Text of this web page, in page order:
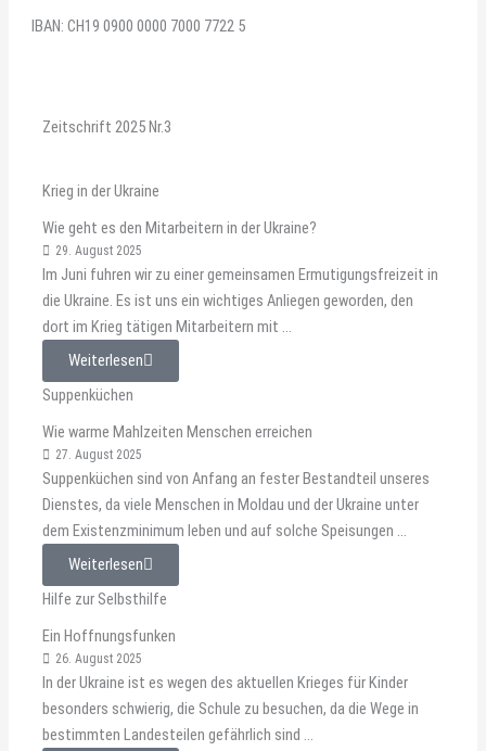
IBAN: CH19 0900 0000 7000 7722 5
Zeitschrift 2025 Nr.3
Krieg in der Ukraine
Wie geht es den Mitarbeitern in der Ukraine?
29. August 2025
Im Juni fuhren wir zu einer gemeinsamen Ermutigungsfreizeit in
die Ukraine. Es ist uns ein wichtiges Anliegen geworden, den
dort im Krieg tätigen Mitarbeitern mit ...
Weiterlesen
Suppenküchen
Wie warme Mahlzeiten Menschen erreichen
27. August 2025
Suppenküchen sind von Anfang an fester Bestandteil unseres
Dienstes, da viele Menschen in Moldau und der Ukraine unter
dem Existenzminimum leben und auf solche Speisungen ...
Weiterlesen
Hilfe zur Selbsthilfe
Ein Hoffnungsfunken
26. August 2025
In der Ukraine ist es wegen des aktuellen Krieges für Kinder
besonders schwierig, die Schule zu besuchen, da die Wege in
bestimmten Landesteilen gefährlich sind ...